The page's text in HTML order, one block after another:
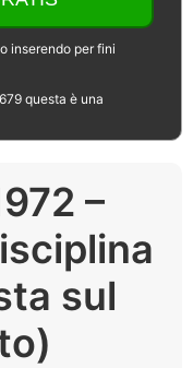
inserendo per fini
questa è una
–
sul